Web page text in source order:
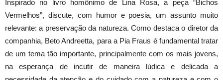
Inspirado no livro homônimo de Lina Rosa, a peça “Bichos
Vermelhos”, discute, com humor e poesia, um assunto muito
relevante: a preservação da natureza. Como destaca o diretor da
companhia, Beto Andreetta, para a Pia Fraus é fundamental tratar
de um tema tão importante, principalmente com os mais jovens,
na esperança de incutir de maneira lúdica e delicada a